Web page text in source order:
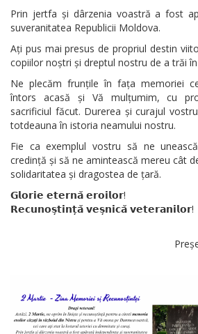
Prin jertfa și dârzenia voastră a fost
suveranitatea Republicii Moldova.
Ați pus mai presus de propriul destin
copiilor noștri și dreptul nostru de a trăi
Ne plecăm frunțile în fața memoriei
întors acasă și Vă mulțumim, cu
sacrificiul făcut. Durerea și curajul
totdeauna în istoria neamului nostru.
Fie ca exemplul vostru să ne
credință și să ne amintească mereu cât
solidaritatea și dragostea de țară.
𝗚𝗹𝗼𝗿𝗶𝗲 𝗲𝘁𝗲𝗿𝗻𝗮̆ 𝗲𝗿𝗼𝗶𝗹𝗼𝗿!
𝗥𝗲𝗰𝘂𝗻𝗼𝘀̦𝘁𝗶𝗻𝘁̦𝗮̆ 𝘃𝗲𝘀̦𝗻𝗶𝗰𝗮̆ 𝘃𝗲𝘁𝗲𝗿𝗮𝗻𝗶𝗹𝗼𝗿!